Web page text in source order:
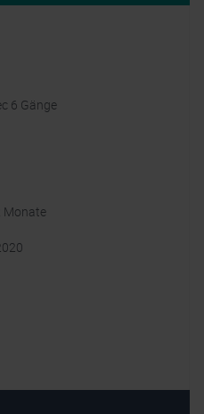
6 Gänge
Monate